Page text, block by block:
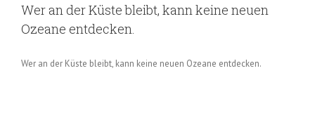
Wer an der Küste bleibt, kann keine neuen
Ozeane entdecken.
Wer an der Küste bleibt, kann keine neuen Ozeane entdecken.